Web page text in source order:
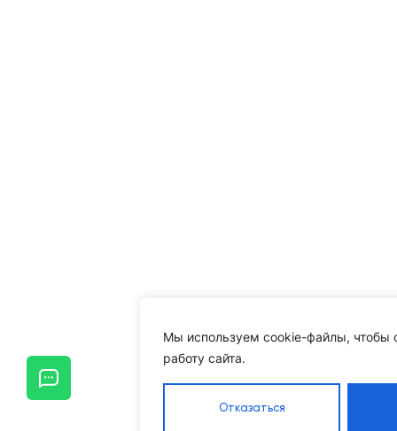
Мы используем cookie-файлы, чтобы
работу сайта.
Отказаться